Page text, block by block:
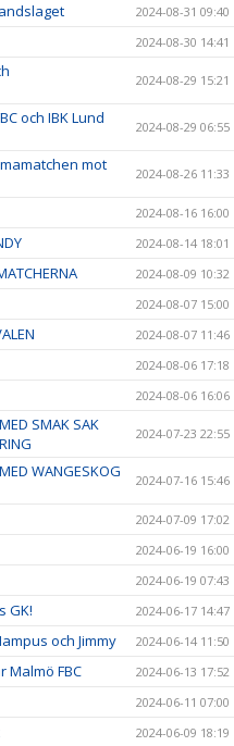
2024-08-31 09:40
2024-08-30 14:41
2024-08-29 15:21
och IBK Lund
2024-08-29 06:55
mot
2024-08-26 11:33
2024-08-16 16:00
2024-08-14 18:01
2024-08-09 10:32
2024-08-07 15:00
2024-08-07 11:46
2024-08-06 17:18
2024-08-06 16:06
SMAK SAK
2024-07-23 22:55
WANGESKOG
2024-07-16 15:46
2024-07-09 17:02
2024-06-19 16:00
2024-06-19 07:43
GK! 2024-06-17 14:47
och Jimmy 2024-06-14 11:50
Malmö FBC 2024-06-13 17:52
2024-06-11 07:00
2024-06-09 18:19